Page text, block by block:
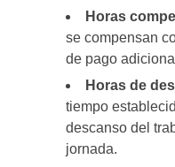
Horas
se compensan
de pago
Horas de
tiempo
descanso del
jornada.